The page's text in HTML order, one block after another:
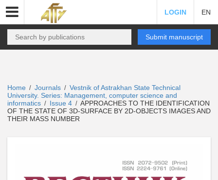
LOGIN EN
Submit manuscript
Home / Journals / Vestnik of Astrakhan State Technical
University. Series: Management, computer science and
informatics / Issue 4 / APPROACHES TO THE IDENTIFICATION
OF THE STATE OF 3D-SURFACE BY 2D-OBJECTS IMAGES AND
THEIR MASS NUMBER